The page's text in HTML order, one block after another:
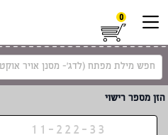
0
הזן מספר רישוי